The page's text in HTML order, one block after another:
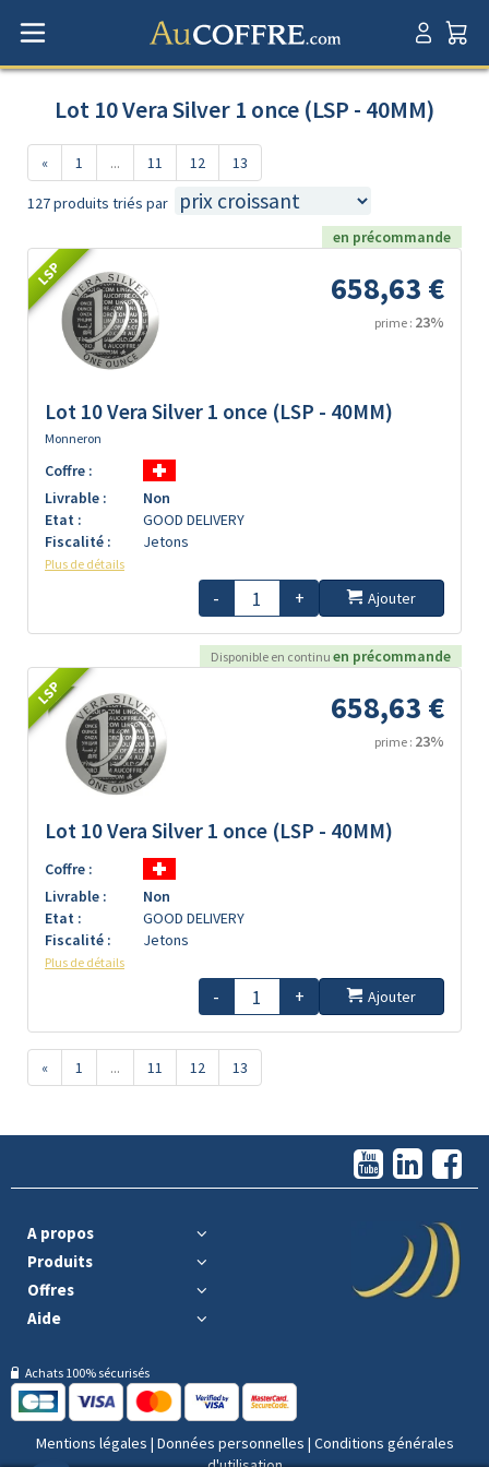
Lot 10 Vera Silver 1 once (LSP - 40MM)
« 1 ... 11 12 13
127 produits triés par
en précommande
LSP 658,63 €
prime : 23%
Lot 10 Vera Silver 1 once (LSP - 40MM)
Monneron
Coffre :
Livrable :
Non
Etat :
GOOD DELIVERY
Fiscalité :
Jetons
Plus de détails
- + Ajouter
Disponible en continu en précommande
LSP 658,63 €
prime : 23%
Lot 10 Vera Silver 1 once (LSP - 40MM)
Coffre :
Livrable :
Non
Etat :
GOOD DELIVERY
Fiscalité :
Jetons
Plus de détails
- + Ajouter
« 1 ... 11 12 13
A propos
Produits
Offres
Aide
Achats 100% sécurisés
Mentions légales | Données personnelles | Conditions générales